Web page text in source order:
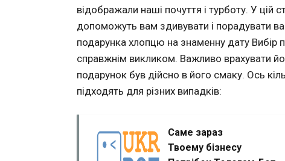
відображали наші почуття і турботу. У цій
допоможуть вам здивувати і порадувати
подарунка хлопцю на знаменну дату Вибір
справжнім викликом. Важливо врахувати
подарунок був дійсно в його смаку. Ось
підходять для різних випадків:
Саме зараз
Твоему бізнесу